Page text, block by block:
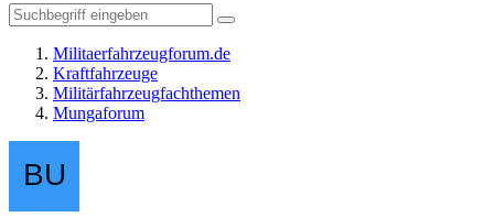
Militaerfahrzeugforum.de
Kraftfahrzeuge
Militärfahrzeugfachthemen
Mungaforum